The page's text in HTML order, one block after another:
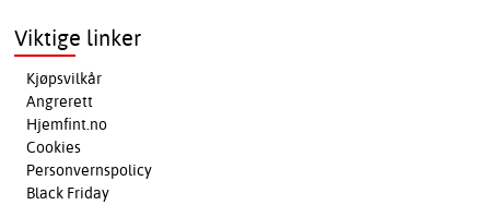
Viktige linker
Kjøpsvilkår
Angrerett
Hjemfint.no
Cookies
Personvernspolicy
Black Friday